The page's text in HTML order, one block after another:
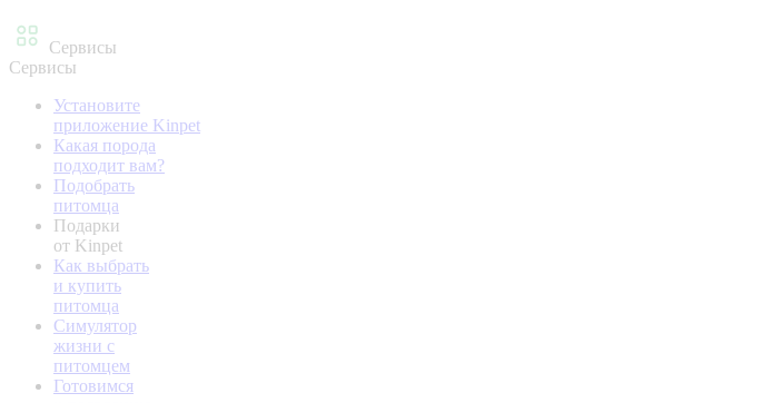
Сервисы
Сервисы
Установите
приложение Kinpet
Какая порода
подходит вам?
Подобрать
питомца
Подарки
от Kinpet
Как выбрать
и купить
питомца
Симулятор
жизни с
питомцем
Готовимся